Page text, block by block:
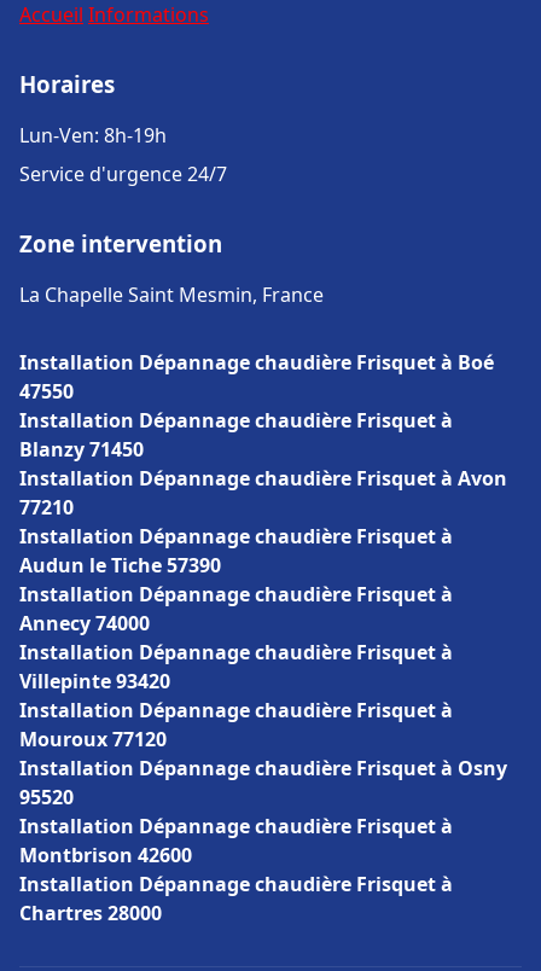
Accueil Informations
Horaires
Lun-Ven: 8h-19h
Service d'urgence 24/7
Zone intervention
La Chapelle Saint Mesmin, France
Installation Dépannage chaudière Frisquet à Boé
47550
Installation Dépannage chaudière Frisquet à
Blanzy 71450
Installation Dépannage chaudière Frisquet à Avon
77210
Installation Dépannage chaudière Frisquet à
Audun le Tiche 57390
Installation Dépannage chaudière Frisquet à
Annecy 74000
Installation Dépannage chaudière Frisquet à
Villepinte 93420
Installation Dépannage chaudière Frisquet à
Mouroux 77120
Installation Dépannage chaudière Frisquet à Osny
95520
Installation Dépannage chaudière Frisquet à
Montbrison 42600
Installation Dépannage chaudière Frisquet à
Chartres 28000